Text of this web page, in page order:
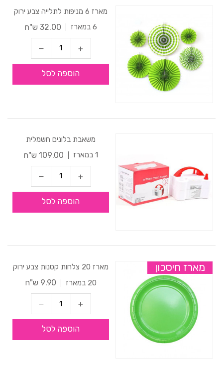
מארז 6 מניפות לתלייה צבע ירוק
6 במארז
32.00 ש"ח
הוספה לסל
משאבת בלונים חשמלית
1 במארז
109.00 ש"ח
הוספה לסל
מארז חיסכון
מארז 20 צלחות קטנות צבע ירוק
20 במארז
9.90 ש"ח
הוספה לסל